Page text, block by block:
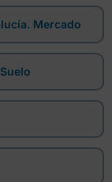
Mercado